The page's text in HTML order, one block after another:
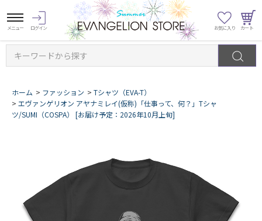
キーワードから探す
ホーム > ファッション > Tシャツ（EVA-T）
> エヴァンゲリオン アヤナミレイ(仮称)「仕事って、何？」Tシャ
ツ/SUMI（COSPA） [お届け予定：2026年10月上旬]